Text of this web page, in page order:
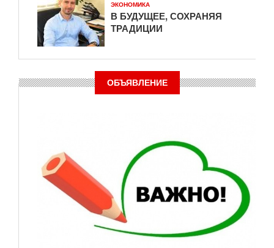
ЭКОНОМИКА
В БУДУЩЕЕ, СОХРАНЯЯ
ТРАДИЦИИ
ОБЪЯВЛЕНИЕ